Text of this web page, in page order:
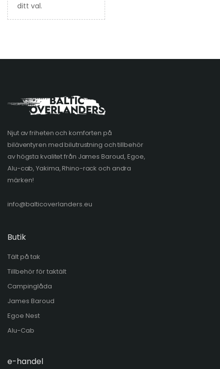
ditt val.
Njut av friheten och komforten på
biläventyren med bilutrustning och tillbehör
av högsta kvalitet från James Baroud, Egoe,
Alu-cab, Yakima, Rhino-rack och andra
märken!
info@balticoverlanders.eu
Butik
Tält på tak
Tillbehör för taktält
Campinglåda
James Baroud
Egoe Nest
Alu-Cab
e-handel